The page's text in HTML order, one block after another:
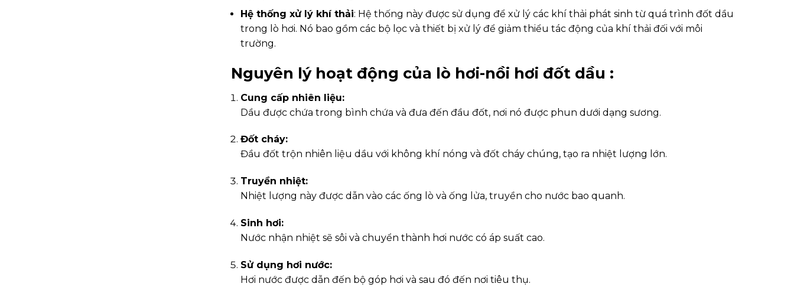
Hệ thống xử lý khí thải: Hệ thống này được sử dụng để xử lý các khí thải phát sinh từ quá trình đốt dầu
trong lò hơi. Nó bao gồm các bộ lọc và thiết bị xử lý để giảm thiểu tác động của khí thải đối với môi
trường.
Nguyên lý hoạt động của lò hơi-nồi hơi đốt dầu :
Cung cấp nhiên liệu:
Dầu được chứa trong bình chứa và đưa đến đầu đốt, nơi nó được phun dưới dạng sương.
Đốt cháy:
Đầu đốt trộn nhiên liệu dầu với không khí nóng và đốt cháy chúng, tạo ra nhiệt lượng lớn.
Truyền nhiệt:
Nhiệt lượng này được dẫn vào các ống lò và ống lửa, truyền cho nước bao quanh.
Sinh hơi:
Nước nhận nhiệt sẽ sôi và chuyển thành hơi nước có áp suất cao.
Sử dụng hơi nước:
Hơi nước được dẫn đến bộ góp hơi và sau đó đến nơi tiêu thụ.